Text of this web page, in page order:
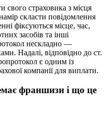
свого страховика з місця
скласти повідомлення
фіксуються місце, час,
засобів та інші
нескладно —
Надалі, відповідно до ст.
є одним із
компанії для виплати.
франшизи і що це